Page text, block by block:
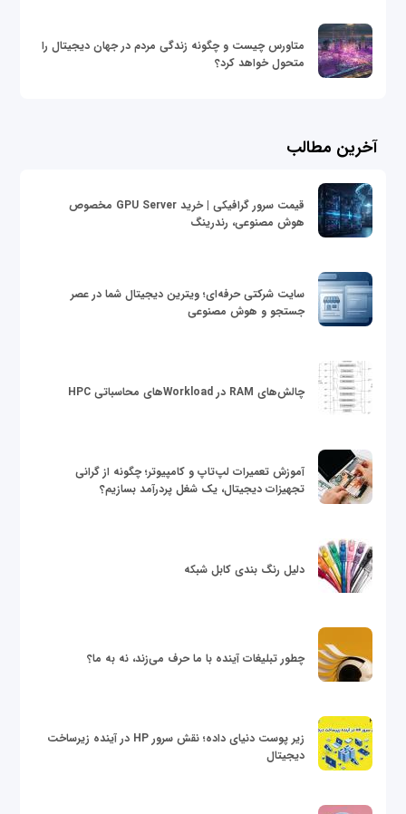
متاورس چیست و چگونه زندگی مردم در جهان دیجیتال را
متحول خواهد کرد؟
آخرین مطالب
قیمت سرور گرافیکی | خرید GPU Server مخصوص
هوش مصنوعی، رندرینگ
سایت شرکتی حرفه‌ای؛ ویترین دیجیتال شما در عصر
جستجو و هوش مصنوعی
چالش‌های RAM در Workloadهای محاسباتی HPC
آموزش تعمیرات لپ‌تاپ و کامپیوتر؛ چگونه از گرانی
تجهیزات دیجیتال، یک شغل پردرآمد بسازیم؟
دلیل رنگ بندی کابل شبکه
چطور تبلیغات آینده با ما حرف می‌زند، نه به ما؟
زیر پوست دنیای داده؛ نقش سرور HP در آینده زیرساخت
دیجیتال